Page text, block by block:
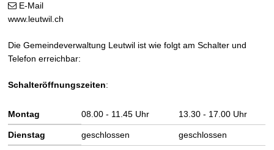
E-Mail
www.leutwil.ch
Die Gemeindeverwaltung Leutwil ist wie folgt am Schalter und
Telefon erreichbar:
Schalteröffnungszeiten:
Wochentag Vormittag Nachmittag
Montag 08.00 - 11.45 Uhr 13.30 - 17.00 Uhr
Dienstag geschlossen geschlossen